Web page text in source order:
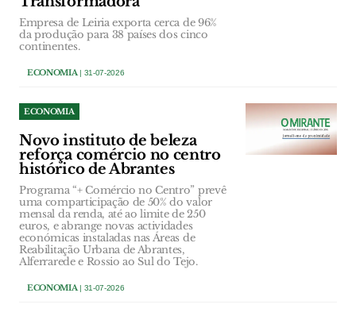
Empresa de Leiria exporta cerca de 96%
da produção para 38 países dos cinco
continentes.
ECONOMIA| 31-07-2026
ECONOMIA
Novo instituto de beleza
reforça comércio no centro
histórico de Abrantes
Programa “+ Comércio no Centro” prevê
uma comparticipação de 50% do valor
mensal da renda, até ao limite de 250
euros, e abrange novas actividades
económicas instaladas nas Áreas de
Reabilitação Urbana de Abrantes,
Alferrarede e Rossio ao Sul do Tejo.
ECONOMIA| 31-07-2026